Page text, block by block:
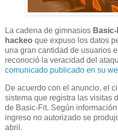
La cadena de gimnasios
hackeo que expuso los datos
una gran cantidad de usuarios
reconoció la veracidad del
comunicado publicado en su
De acuerdo con el anuncio, el
sistema que registra las visitas
de Basic-Fit. Según
ingreso no autorizado se
abril.